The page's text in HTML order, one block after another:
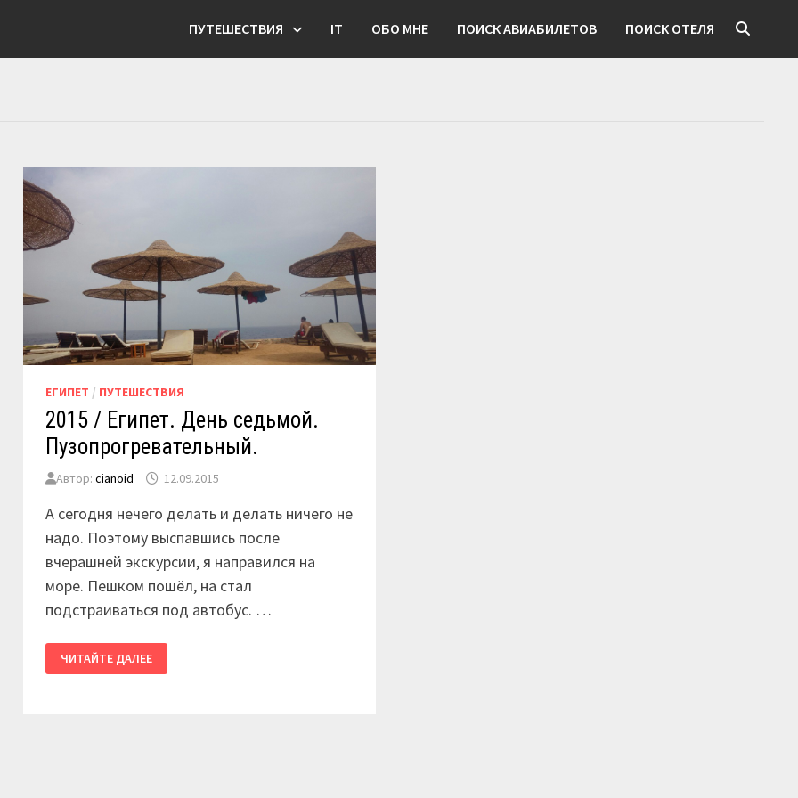
ПУТЕШЕСТВИЯ IT ОБО МНЕ ПОИСК АВИАБИЛЕТОВ ПОИСК ОТЕЛЯ
ЕГИПЕТ / ПУТЕШЕСТВИЯ
2015 / Египет. День седьмой.
Пузопрогревательный.
Автор:cianoid 12.09.2015
А сегодня нечего делать и делать ничего не
надо. Поэтому выспавшись после
вчерашней экскурсии, я направился на
море. Пешком пошёл, на стал
подстраиваться под автобус. …
/
ЕГИПЕТ.
ЧИТАЙТЕ ДАЛЕЕ